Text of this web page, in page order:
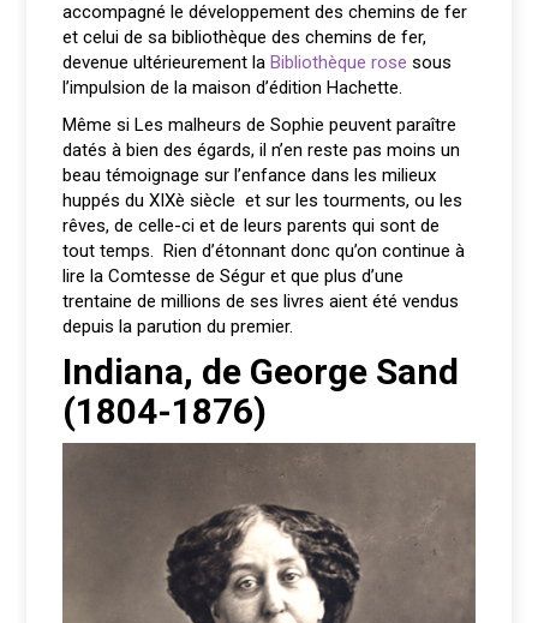
accompagné le développement des chemins de fer
et celui de sa bibliothèque des chemins de fer,
devenue ultérieurement laBibliothèque rose sous
l’impulsion de la maison d’édition Hachette.
Même si Les malheurs de Sophie peuvent paraître
datés à bien des égards, il n’en reste pas moins un
beau témoignage sur l’enfance dans les milieux
huppés du XIXè siècle et sur les tourments, ou les
rêves, de celle-ci et de leurs parents qui sont de
tout temps. Rien d’étonnant donc qu’on continue à
lire la Comtesse de Ségur et que plus d’une
trentaine de millions de ses livres aient été vendus
depuis la parution du premier.
Indiana, de George Sand
(1804-1876)